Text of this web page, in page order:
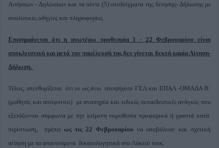
Αιτήσεων - Δηλώσεων και τα πέντε (5) υποδείγματα της Αίτησης- Δήλωσης με
αναλυτικές οδηγίες και πληροφορίες.
Επισημαίνεται ότι η ανωτέρω προθεσμία 1 - 22 Φεβρουαρίου είναι
αποκλειστική και μετά την παρέλευσή της δεν γίνεται δεκτή καμία Αίτηση-
Δήλωση.
Τέλος, υπενθυμίζεται ότι οι ως άνω υποψήφιοι ΓΕΛ και ΕΠΑΛ -ΟΜΑΔΑ Β΄
(μαθητές και απόφοιτοι) με αναπηρία και ειδικές εκπαιδευτικές ανάγκες που
εξετάζονται σύμφωνα με την κείμενη νομοθεσία προφορικά ή γραπτά κατά
περίπτωση, πρέπειως τις 22 Φεβρουαρίου να υποβάλουν και σχετική
αίτηση με τα απαιτούμενα δικαιολογητικά στο Λύκειό τους.